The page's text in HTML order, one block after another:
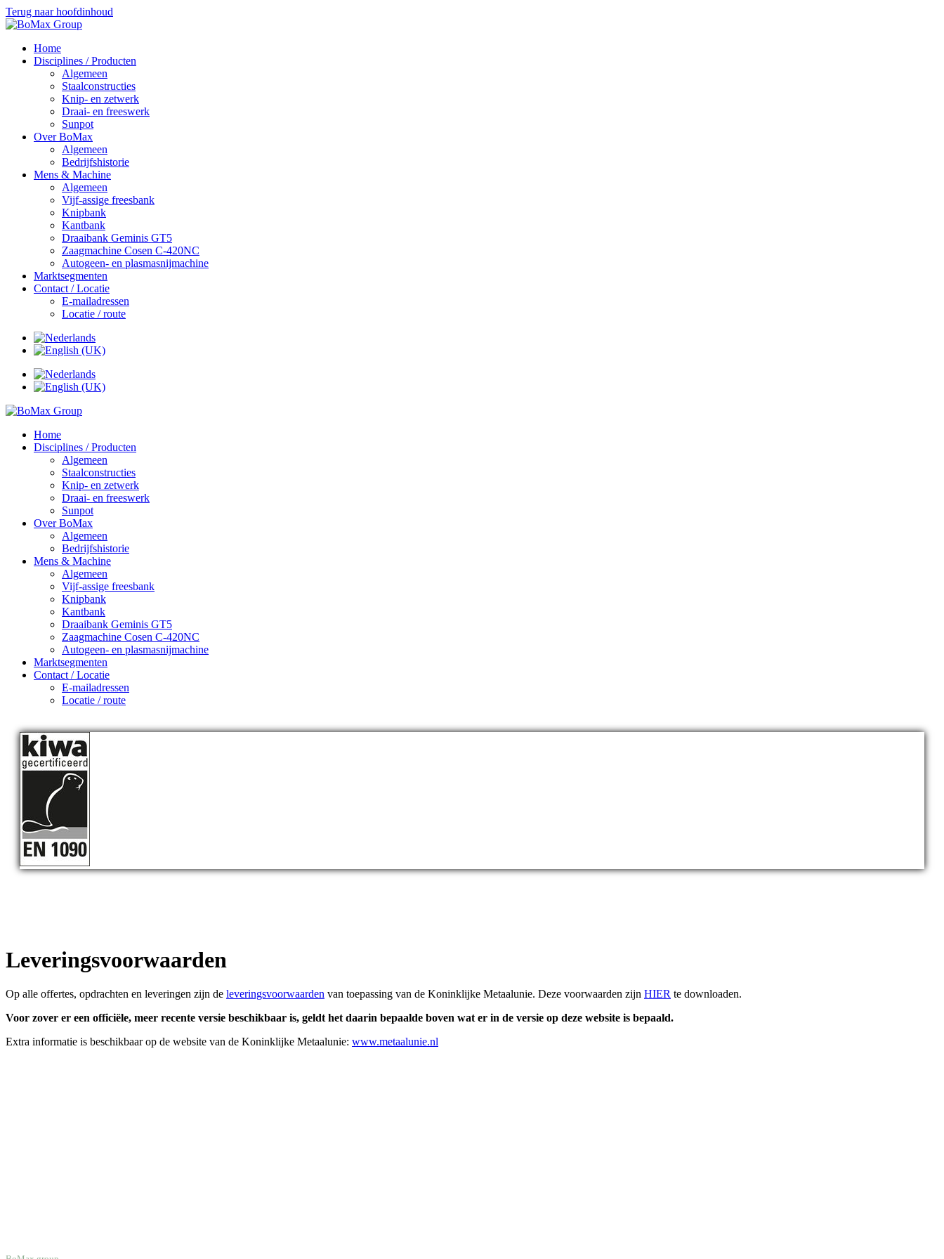
Terug naar hoofdinhoud
Home
Disciplines / Producten
Algemeen
Staalconstructies
Knip- en zetwerk
Draai- en freeswerk
Sunpot
Over BoMax
Algemeen
Bedrijfshistorie
Mens & Machine
Algemeen
Vijf-assige freesbank
Knipbank
Kantbank
Draaibank Geminis GT5
Zaagmachine Cosen C-420NC
Autogeen- en plasmasnijmachine
Marktsegmenten
Contact / Locatie
E-mailadressen
Locatie / route
Home
Disciplines / Producten
Algemeen
Staalconstructies
Knip- en zetwerk
Draai- en freeswerk
Sunpot
Over BoMax
Algemeen
Bedrijfshistorie
Mens & Machine
Algemeen
Vijf-assige freesbank
Knipbank
Kantbank
Draaibank Geminis GT5
Zaagmachine Cosen C-420NC
Autogeen- en plasmasnijmachine
Marktsegmenten
Contact / Locatie
E-mailadressen
Locatie / route
Leveringsvoorwaarden
Op alle offertes, opdrachten en leveringen zijn de leveringsvoorwaarden van toepassing van de Koninklijke Metaalunie. Deze voorwaarden zijn HIER te downloaden.
Voor zover er een officiële, meer recente versie beschikbaar is, geldt het daarin bepaalde boven wat er in de versie op deze website is bepaald.
Extra informatie is beschikbaar op de website van de Koninklijke Metaalunie: www.metaalunie.nl